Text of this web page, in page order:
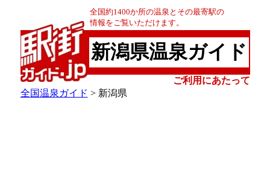
全国約1400か所の温泉とその最寄駅の
情報をご覧いただけます。
新潟県温泉ガイド
ご利用にあたって
全国温泉ガイド > 新潟県